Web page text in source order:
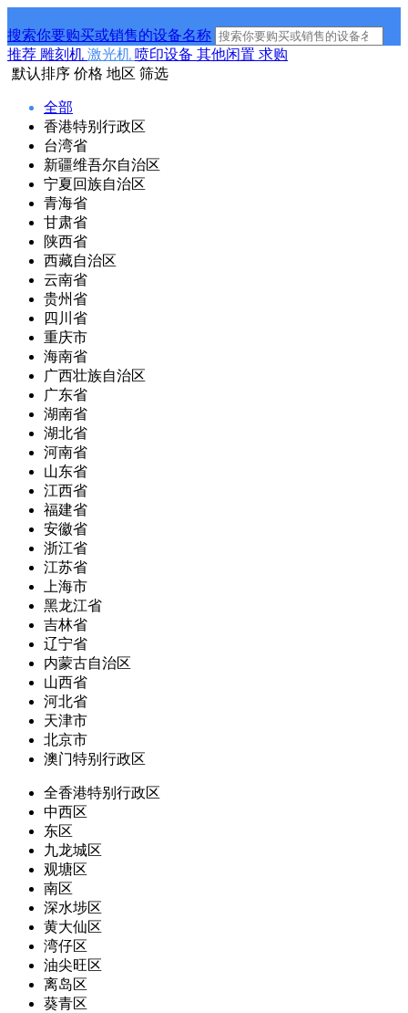
搜索你要购买或销售的设备名称
推荐 雕刻机 激光机 喷印设备 其他闲置 求购
默认排序 价格 地区 筛选
全部
香港特别行政区
台湾省
新疆维吾尔自治区
宁夏回族自治区
青海省
甘肃省
陕西省
西藏自治区
云南省
贵州省
四川省
重庆市
海南省
广西壮族自治区
广东省
湖南省
湖北省
河南省
山东省
江西省
福建省
安徽省
浙江省
江苏省
上海市
黑龙江省
吉林省
辽宁省
内蒙古自治区
山西省
河北省
天津市
北京市
澳门特别行政区
全香港特别行政区
中西区
东区
九龙城区
观塘区
南区
深水埗区
黄大仙区
湾仔区
油尖旺区
离岛区
葵青区